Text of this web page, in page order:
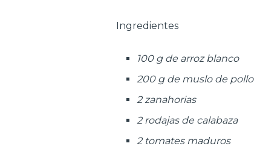
Ingredientes
100 g de arroz blanco
200 g de muslo de
2 zanahorias
2 rodajas de calabaza
2 tomates maduros